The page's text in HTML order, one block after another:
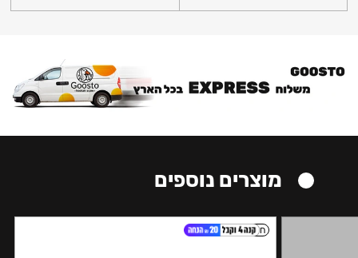
מוצרים נוספים
חזק